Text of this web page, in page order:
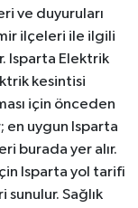
ve duyuruları
ilçeleri ile ilgili
Isparta Elektrik
kesintisi
için önceden
en uygun Isparta
burada yer alır.
Isparta yol tarifi
Sağlık